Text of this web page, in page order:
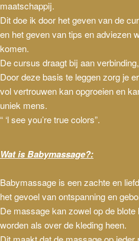
maatschappij.
Dit doe ik door het geven van de
en het geven van tips en adviezen
komen.
De cursus draagt bij aan
Door deze basis te leggen zorg je
vol vertrouwen kan opgroeien en
uniek mens.
“ ‘l see you’re true colors”.
Wat is Babymassage?:
Babymassage is een zachte en
het gevoel van ontspanning en
De massage kan zowel op de
worden als over de kleding heen.